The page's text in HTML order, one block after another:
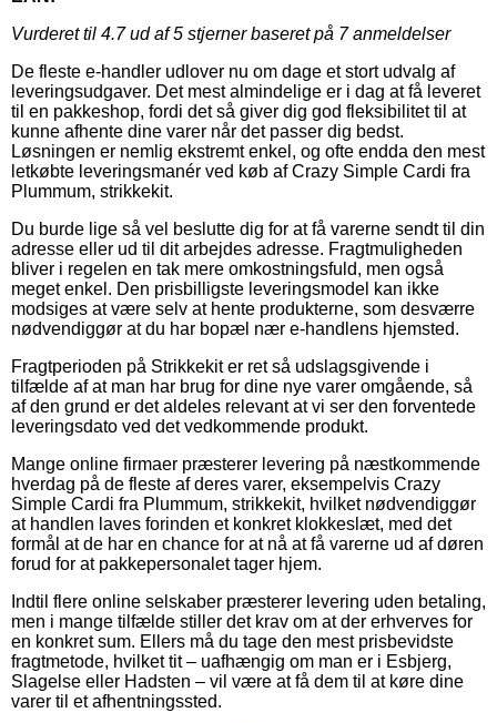
Vurderet til 4.7ud af 5 stjerner baseret på 7anmeldelser
De fleste e-handler udlover nu om dage et stort udvalg af
leveringsudgaver. Det mest almindelige er i dag at få leveret
til en pakkeshop, fordi det så giver dig god fleksibilitet til at
kunne afhente dine varer når det passer dig bedst.
Løsningen er nemlig ekstremt enkel, og ofte endda den mest
letkøbte leveringsmanér ved køb af Crazy Simple Cardi fra
Plummum, strikkekit.
Du burde lige så vel beslutte dig for at få varerne sendt til din
adresse eller ud til dit arbejdes adresse. Fragtmuligheden
bliver i regelen en tak mere omkostningsfuld, men også
meget enkel. Den prisbilligste leveringsmodel kan ikke
modsiges at være selv at hente produkterne, som desværre
nødvendiggør at du har bopæl nær e-handlens hjemsted.
Fragtperioden på Strikkekit er ret så udslagsgivende i
tilfælde af at man har brug for dine nye varer omgående, så
af den grund er det aldeles relevant at vi ser den forventede
leveringsdato ved det vedkommende produkt.
Mange online firmaer præsterer levering på næstkommende
hverdag på de fleste af deres varer, eksempelvis Crazy
Simple Cardi fra Plummum, strikkekit, hvilket nødvendiggør
at handlen laves forinden et konkret klokkeslæt, med det
formål at de har en chance for at nå at få varerne ud af døren
forud for at pakkepersonalet tager hjem.
Indtil flere online selskaber præsterer levering uden betaling,
men i mange tilfælde stiller det krav om at der erhverves for
en konkret sum. Ellers må du tage den mest prisbevidste
fragtmetode, hvilket tit – uafhængig om man er i Esbjerg,
Slagelse eller Hadsten – vil være at få dem til at køre dine
varer til et afhentningssted.